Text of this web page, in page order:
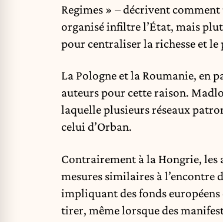
Regimes » –décriventcomment
organisé infiltre l’État, mais
pour centraliser la richesse et
La Pologne et la Roumanie, en
auteurs pour cette raison.
laquelle plusieurs réseaux
celui d’Orban.
Contrairement à la Hongrie, les
mesures similaires à l’encontre
impliquant des fonds européens
tirer, même lorsque des